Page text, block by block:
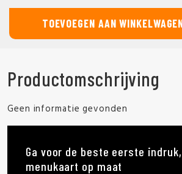
TOEVOEGEN AAN
Productomschrijving
Geen informatie gevonden
Ga voor de beste eerste
menukaart op maat